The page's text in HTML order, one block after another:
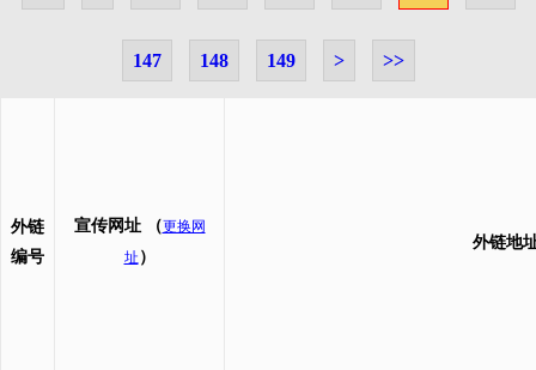
147 148 149 > >>
外链
编号
宣传网址 （更换网
址 ）
外链地